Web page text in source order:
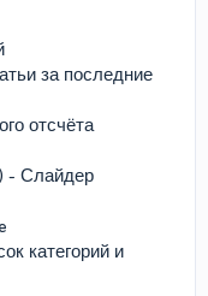
за последние
отсчёта
- Слайдер
категорий и